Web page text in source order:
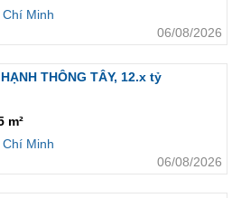
Chí Minh
06/08/2026
THÔNG TÂY, 12.x tỷ
m²
Chí Minh
06/08/2026